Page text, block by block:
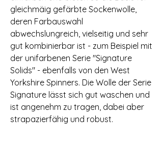
gleichmäig gefärbte Sockenwolle,
deren Farbauswahl
abwechslungreich, vielseitig und sehr
gut kombinierbar ist - zum Beispiel mit
der unifarbenen Serie "Signature
Solids" - ebenfalls von den West
Yorkshire Spinners. Die Wolle der Serie
Signature lässt sich gut waschen und
ist angenehm zu tragen, dabei aber
strapazierfähig und robust.